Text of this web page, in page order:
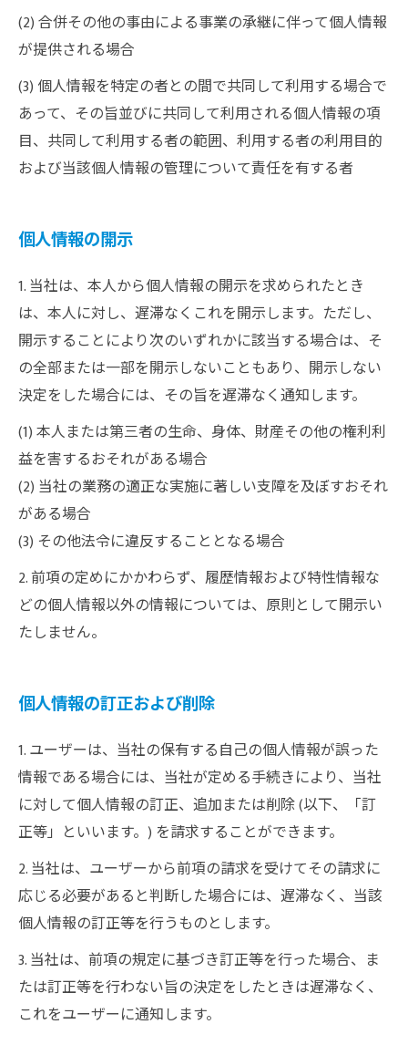
(2) 合併その他の事由による事業の承継に伴って個人情報
が提供される場合
(3) 個人情報を特定の者との間で共同して利用する場合で
あって、その旨並びに共同して利用される個人情報の項
目、共同して利用する者の範囲、利用する者の利用目的
および当該個人情報の管理について責任を有する者
個人情報の開示
1. 当社は、本人から個人情報の開示を求められたとき
は、本人に対し、遅滞なくこれを開示します。ただし、
開示することにより次のいずれかに該当する場合は、そ
の全部または一部を開示しないこともあり、開示しない
決定をした場合には、その旨を遅滞なく通知します。
(1) 本人または第三者の生命、身体、財産その他の権利利
益を害するおそれがある場合
(2) 当社の業務の適正な実施に著しい支障を及ぼすおそれ
がある場合
(3) その他法令に違反することとなる場合
2. 前項の定めにかかわらず、履歴情報および特性情報な
どの個人情報以外の情報については、原則として開示い
たしません。
個人情報の訂正および削除
1. ユーザーは、当社の保有する自己の個人情報が誤った
情報である場合には、当社が定める手続きにより、当社
に対して個人情報の訂正、追加または削除 (以下、「訂
正等」といいます。) を請求することができます。
2. 当社は、ユーザーから前項の請求を受けてその請求に
応じる必要があると判断した場合には、遅滞なく、当該
個人情報の訂正等を行うものとします。
3. 当社は、前項の規定に基づき訂正等を行った場合、ま
たは訂正等を行わない旨の決定をしたときは遅滞なく、
これをユーザーに通知します。